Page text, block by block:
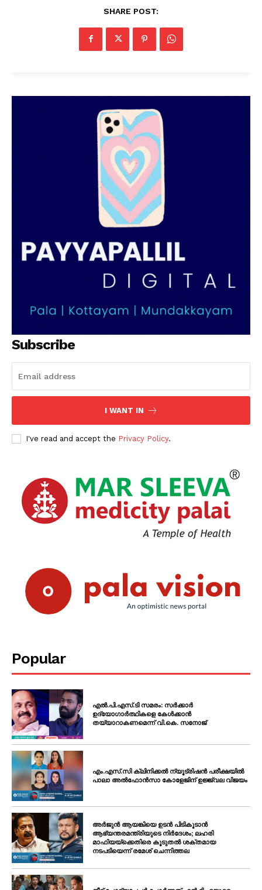
SHARE POST:
Subscribe
I WANT IN
I've read and accept the Privacy Policy.
Popular
എൽ.പി.എസ്.ടി സമരം: സർക്കാർ
ഉദ്യോഗാർത്ഥികളെ കേൾക്കാൻ
തയ്യാറാകണമെന്ന് വി.കെ. സനോജ്
എം.എസ്.സി ക്ലിനിക്കൽ ന്യൂട്രിഷൻ പരീക്ഷയിൽ
പാലാ അൽഫോൻസാ കോളേജിന് ഉജ്ജ്വല വിജയം
അർജുൻ ആയങ്കിയെ ഉടൻ പിടികൂടാൻ
ആഭ്യന്തരമന്ത്രിയുടെ നിർദേശം; ലഹരി
മാഫിയയ്ക്കെതിരെ കൂടുതൽ ശക്തമായ
നടപടിയെന്ന് രമേശ് ചെന്നിത്തല